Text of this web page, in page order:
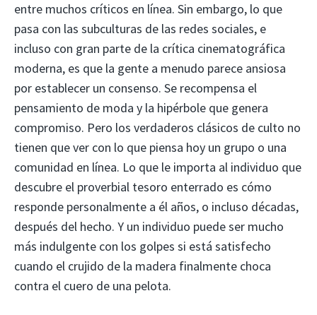
entre muchos críticos en línea. Sin embargo, lo que
pasa con las subculturas de las redes sociales, e
incluso con gran parte de la crítica cinematográfica
moderna, es que la gente a menudo parece ansiosa
por establecer un consenso. Se recompensa el
pensamiento de moda y la hipérbole que genera
compromiso. Pero los verdaderos clásicos de culto no
tienen que ver con lo que piensa hoy un grupo o una
comunidad en línea. Lo que le importa al individuo que
descubre el proverbial tesoro enterrado es cómo
responde personalmente a él años, o incluso décadas,
después del hecho. Y un individuo puede ser mucho
más indulgente con los golpes si está satisfecho
cuando el crujido de la madera finalmente choca
contra el cuero de una pelota.